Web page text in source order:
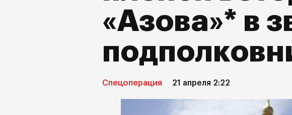
«Азова»* в
Спецоперация 21 апреля 2:22